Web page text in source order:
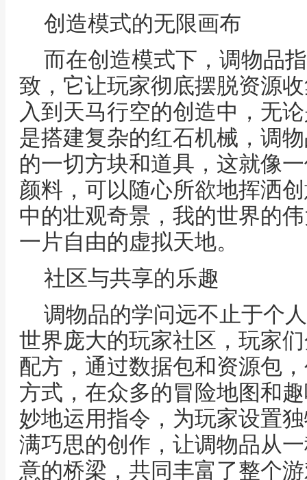
创造模式的无限画布
而在创造模式下，调物品
致，它让玩家彻底摆脱资源
入到天马行空的创造中，无
是搭建复杂的红石机械，调
的一切方块和道具，这就像
颜料，可以随心所欲地挥洒
中的壮观奇景，我的世界的
一片自由的虚拟天地。
社区与共享的乐趣
调物品的学问远不止于个
世界庞大的玩家社区，玩家
配方，通过数据包和资源包
方式，在众多的冒险地图和
妙地运用指令，为玩家设置
满巧思的创作，让调物品从
意的桥梁，共同丰富了整个